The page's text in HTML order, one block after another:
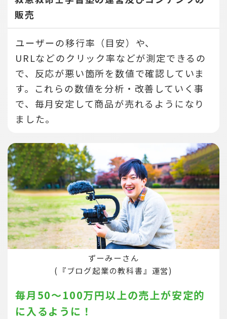
販売
ユーザーの移行率（目安）や、
URLなどのクリック率などが測定できるの
で、反応が悪い箇所を数値で確認していま
す。
これらの数値を分析・改善していく事
で、毎月安定して商品が売れるようになり
ました。
ずーみーさん
(『ブログ起業の教科書』運営)
毎月50～100万円以上の売上が安定的
に入るように！